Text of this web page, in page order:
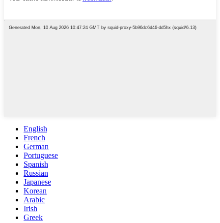
English
French
German
Portuguese
Spanish
Russian
Japanese
Korean
Arabic
Irish
Greek